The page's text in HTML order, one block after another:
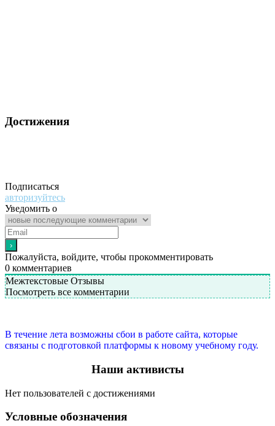
Достижения
Подписаться
авторизуйтесь
Уведомить о
Пожалуйста, войдите, чтобы прокомментировать
0 комментариев
Межтекстовые Отзывы
Посмотреть все комментарии
В течение лета возможны сбои в работе сайта, которые
связаны с подготовкой платформы к новому учебному году.
Наши активисты
Нет пользователей с достижениями
Условные обозначения